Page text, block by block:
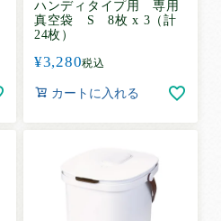
ハンディタイプ用 専用
真空袋 S 8枚 x 3（計
24枚）
¥3,280税込
カートに入れる